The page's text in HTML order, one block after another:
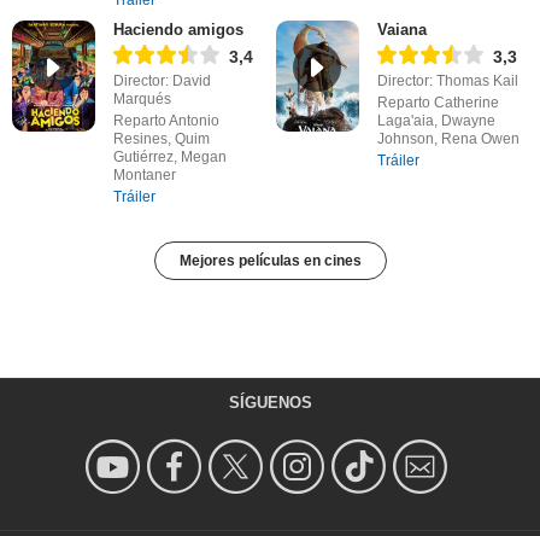
Haciendo amigos
3,4
Director: David
Marqués
Reparto Antonio
Resines, Quim
Gutiérrez, Megan
Montaner
Tráiler
Vaiana
3,3
Director: Thomas Kail
Reparto Catherine
Laga'aia, Dwayne
Johnson, Rena Owen
Tráiler
Mejores películas en cines
SÍGUENOS